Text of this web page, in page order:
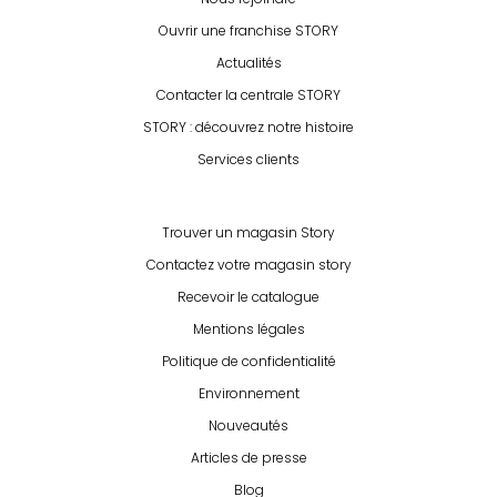
R.A.S TRES BELLE QUALITE
Avis Guest Suite
Très bon accueil est très commercial
Publié le 28/09/2023
Ouvrir une franchise STORY
Actualités
Contacter la centrale STORY
STORY : découvrez notre histoire
Services clients
Trouver un magasin Story
Contactez votre magasin story
Recevoir le catalogue
Mentions légales
Politique de confidentialité
Environnement
Nouveautés
Articles de presse
Blog